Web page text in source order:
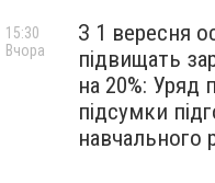
З 1 вересня
підвищать
на 20%: Уряд
підсумки
навчального
15:30
Вчора